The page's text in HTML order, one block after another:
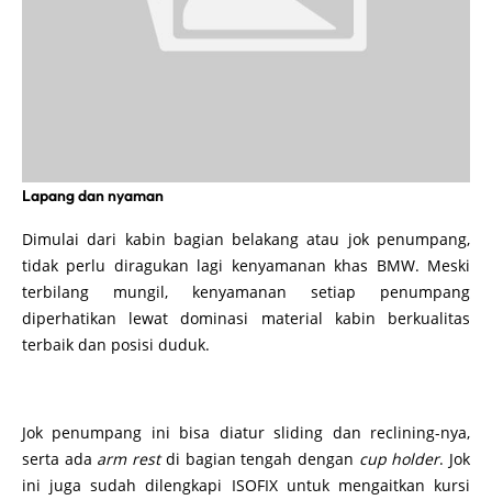
Lapang dan nyaman
Dimulai dari kabin bagian belakang atau jok penumpang,
tidak perlu diragukan lagi kenyamanan khas BMW. Meski
terbilang mungil, kenyamanan setiap penumpang
diperhatikan lewat dominasi material kabin berkualitas
terbaik dan posisi duduk.
Jok penumpang ini bisa diatur sliding dan reclining-nya,
serta ada arm restdi bagian tengah dengan cup holder. Jok
ini juga sudah dilengkapi ISOFIX untuk mengaitkan kursi